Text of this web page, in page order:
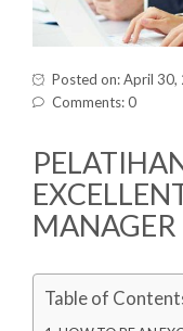
Posted on: April 30,
Comments: 0
MANAGER
Table of